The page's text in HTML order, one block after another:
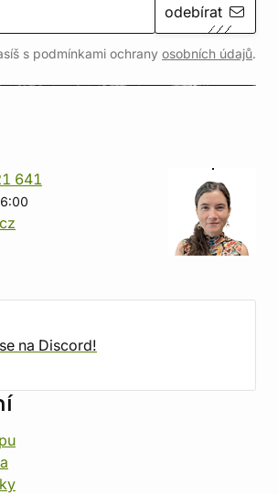
odebírat
s podmínkami ochrany osobních údajů.
641
na Discord!